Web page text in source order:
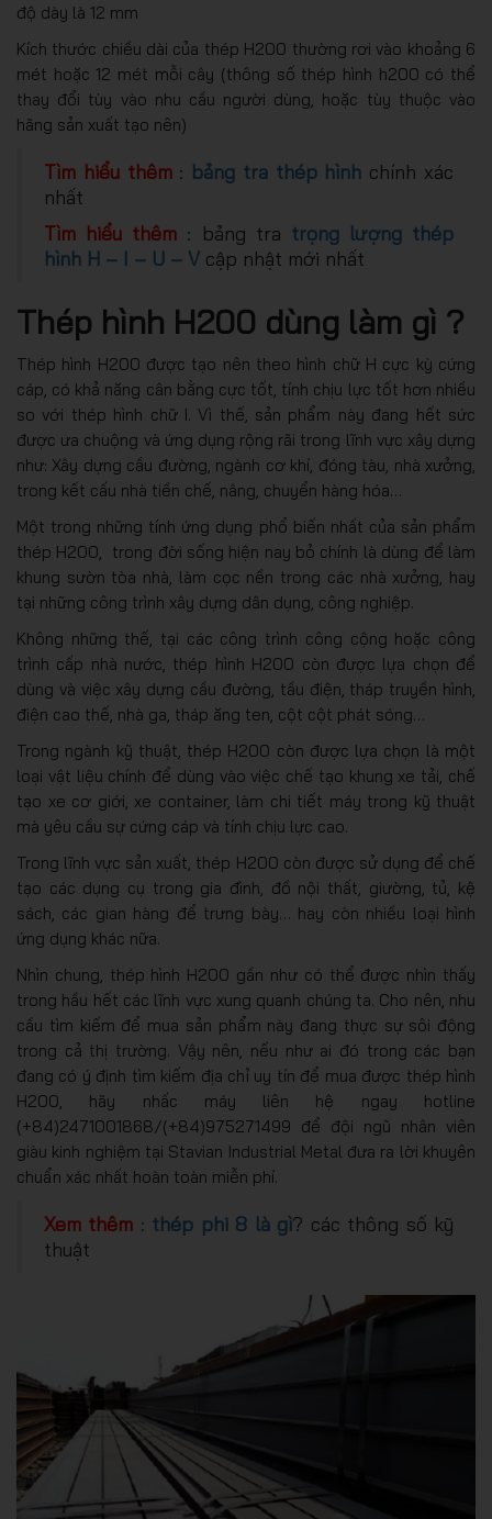
độ dày là 12 mm
Kích thước chiều dài của thép H200 thường rơi vào khoảng 6
mét hoặc 12 mét mỗi cây (thông số thép hình h200 có thể
thay đổi tùy vào nhu cầu người dùng, hoặc tùy thuộc vào
hãng sản xuất tạo nên)
Tìm hiểu thêm: bảng tra thép hình chính xác
nhất
Tìm hiểu thêm : bảng tra trọng lượng thép
hình H – I – U – V cập nhật mới nhất
Thép hình H200 dùng làm gì ?
Thép hình H200 được tạo nên theo hình chữ H cực kỳ cứng
cáp, có khả năng cân bằng cực tốt, tính chịu lực tốt hơn nhiều
so với thép hình chữ I. Vì thế, sản phẩm này đang hết sức
được ưa chuộng và ứng dụng rộng rãi trong lĩnh vực xây dựng
như: Xây dựng cầu đường, ngành cơ khí, đóng tàu, nhà xưởng,
trong kết cấu nhà tiền chế, nâng, chuyển hàng hóa…
Một trong những tính ứng dụng phổ biến nhất của sản phẩm
thép H200, trong đời sống hiện nay bỏ chính là dùng để làm
khung sườn tòa nhà, làm cọc nền trong các nhà xưởng, hay
tại những công trình xây dựng dân dụng, công nghiệp.
Không những thế, tại các công trình công cộng hoặc công
trình cấp nhà nước, thép hình H200 còn được lựa chọn để
dùng và việc xây dựng cầu đường, tầu điện, tháp truyền hình,
điện cao thế, nhà ga, tháp ăng ten, cột cột phát sóng…
Trong ngành kỹ thuật, thép H200 còn được lựa chọn là một
loại vật liệu chính để dùng vào việc chế tạo khung xe tải, chế
tạo xe cơ giới, xe container, làm chi tiết máy trong kỹ thuật
mà yêu cầu sự cứng cáp và tính chịu lực cao.
Trong lĩnh vực sản xuất, thép H200 còn được sử dụng để chế
tạo các dụng cụ trong gia đình, đồ nội thất, giường, tủ, kệ
sách, các gian hàng để trưng bày… hay còn nhiều loại hình
ứng dụng khác nữa.
Nhìn chung, thép hình H200 gần như có thể được nhìn thấy
trong hầu hết các lĩnh vực xung quanh chúng ta. Cho nên, nhu
cầu tìm kiếm để mua sản phẩm này đang thực sự sôi động
trong cả thị trường. Vậy nên, nếu như ai đó trong các bạn
đang có ý định tìm kiếm địa chỉ uy tín để mua được thép hình
H200, hãy nhấc máy liên hệ ngay hotline
(+84)2471001868/(+84)975271499 để đội ngũ nhân viên
giàu kinh nghiệm tại Stavian Industrial Metal đưa ra lời khuyên
chuẩn xác nhất hoàn toàn miễn phí.
Xem thêm : thép phi 8 là gì? các thông số kỹ
thuật